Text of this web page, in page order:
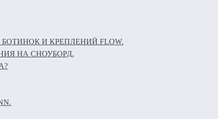
И КРЕПЛЕНИЙ FLOW.
НА СНОУБОРД.